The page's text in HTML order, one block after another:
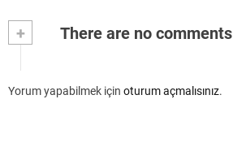
+ There are no comments
Yorum yapabilmek için oturum açmalısınız.